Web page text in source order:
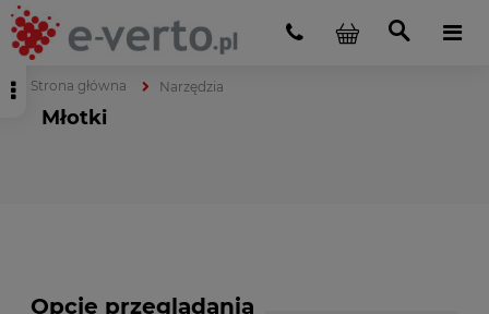
Strona główna Narzędzia
Młotki
Opcje przeglądania